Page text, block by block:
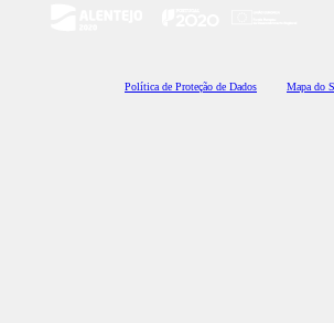
Política de Proteção de Dados Mapa do